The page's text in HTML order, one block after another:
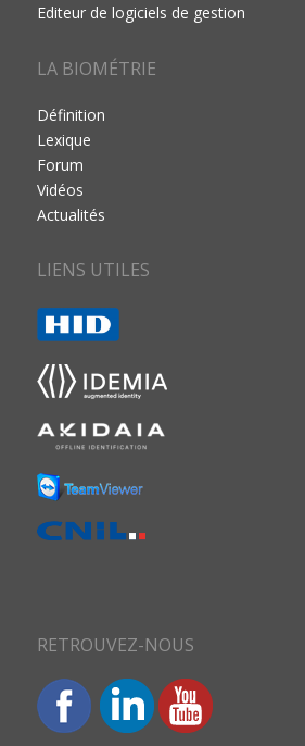
Editeur de logiciels de gestion
LA BIOMÉTRIE
Définition
Lexique
Forum
Vidéos
Actualités
LIENS UTILES
RETROUVEZ-NOUS